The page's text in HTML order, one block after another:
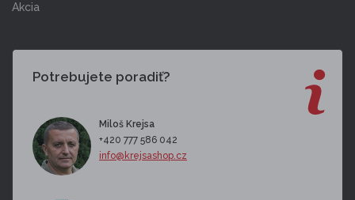
Akcia
Potrebujete poradiť?
Miloš Krejsa
+420 777 586 042
info@krejsashop.cz